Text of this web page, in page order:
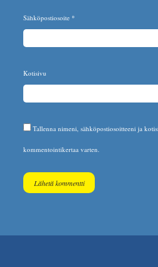
Sähköpostiosoite *
Kotisivu
Tallenna nimeni, sähköpostiosoitteeni ja
kommentointikertaa varten.